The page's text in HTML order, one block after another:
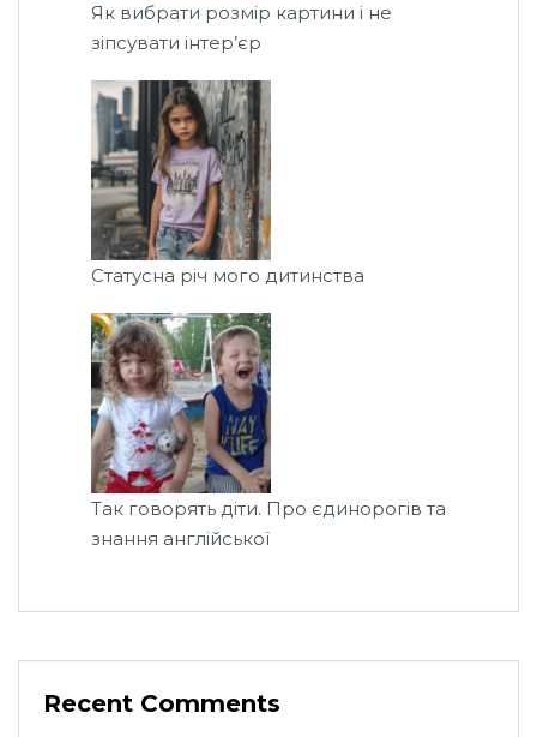
Як вибрати розмір картини і не
зіпсувати інтер’єр
Статусна річ мого дитинства
Так говорять діти. Про єдинорогів та
знання англійської
Recent Comments